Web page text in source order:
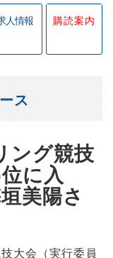
人情報 購読案内
ング競技
に入
美陽さ
ス
大会（実行委員